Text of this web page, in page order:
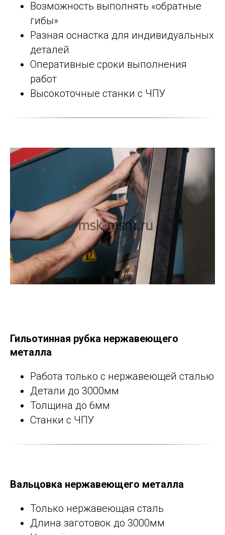
Возможность выполнять «обратные
гибы»
Разная оснастка для индивидуальных
деталей
Оперативные сроки выполнения
работ
Высокоточные станки с ЧПУ
Гильотинная рубка нержавеющего
металла
Работа только с нержавеющей сталью
Детали до 3000мм
Толщина до 6мм
Станки с ЧПУ
Вальцовка нержавеющего металла
Только нержавеющая сталь
Длина заготовок до 3000мм